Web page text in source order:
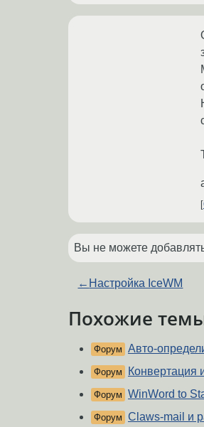
Вы не можете
← Настройка IceWM
Похожие
Форум Авто-
Форум Конвертация
Форум WinWord to
Форум Claws-mail и